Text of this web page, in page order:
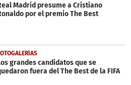
Madrid presume a Cristiano
por el premio The Best
grandes candidatos que se
fuera del The Best de la FIFA